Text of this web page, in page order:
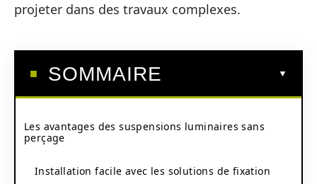
projeter dans des travaux complexes.
SOMMAIRE
Les avantages des suspensions luminaires sans
perçage
Installation facile avec les solutions de fixation